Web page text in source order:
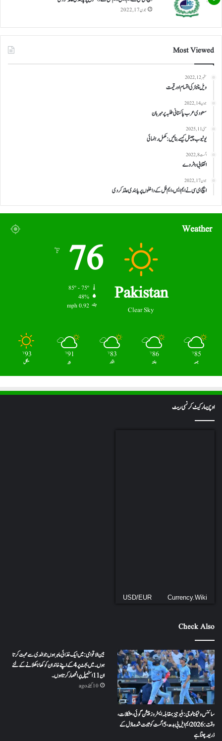
جون 17, 2022
Most Viewed
ستمبر 12, 2022
ویل چیئر کی اقسام اور قیمت
جون 14, 2022
سعودی عرب پاکستانی طلبہ پر مہربان
مئی 11, 2025
یوٹیوب چینل کیسے بنائیں: مکمل رہنمائی
اگست 8, 2022
انقلابی واٹر وے
جون 17, 2022
ایچ ای سی نے ایم ایس، ایم فل کے داخلوں پر پابندی عائد کر دی
Weather
Pakistan
Clear Sky
76
℉
85º - 75º
48%
0.92 mph
85
℉
جمعہ
86
℉
ہفتہ
83
℉
اتوار
91
℉
پیر
93
℉
منگل
اوپن مارکیٹ کرنسی ریٹ
USD/EUR Currency.Wiki
Check Also
سائنس و ٹیکنالوجی: بلیو جیز بمقابلہ ایسٹروز پیشن گوئی، مشکلات،
وقت: 2026 ایم ایل بی بدھ، 5 اگست کو ثابت شدہ ماڈل کے
ذریعہ چنتا ہے
بین الاقوامی: میں ایک غذائی ماہر ہوں جو الدی سے محبت کرتا
ہوں ۔ میں بجٹ پر 4 کے اپنے خاندان کو کھانا کھلانے کے لئے
ان 11 اسٹیپل پر انحصار کرتا ہوں ۔
10 گھنٹے ago